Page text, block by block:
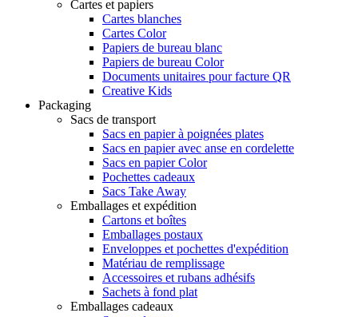
Cartes et papiers
Cartes blanches
Cartes Color
Papiers de bureau blanc
Papiers de bureau Color
Documents unitaires pour facture QR
Creative Kids
Packaging
Sacs de transport
Sacs en papier à poignées plates
Sacs en papier avec anse en cordelette
Sacs en papier Color
Pochettes cadeaux
Sacs Take Away
Emballages et expédition
Cartons et boîtes
Emballages postaux
Enveloppes et pochettes d'expédition
Matériau de remplissage
Accessoires et rubans adhésifs
Sachets à fond plat
Emballages cadeaux